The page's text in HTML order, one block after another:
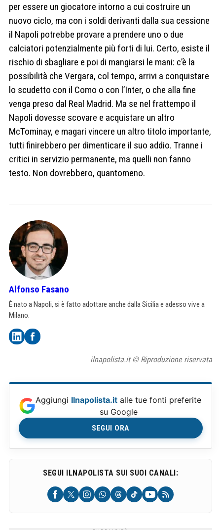
per essere un giocatore intorno a cui costruire un
nuovo ciclo, ma con i soldi derivanti dalla sua cessione
il Napoli potrebbe provare a prendere uno o due
calciatori potenzialmente più forti di lui. Certo, esiste il
rischio di sbagliare e poi di mangiarsi le mani: c’è la
possibilità che Vergara, col tempo, arrivi a conquistare
lo scudetto con il Como o con l’Inter, o che alla fine
venga preso dal Real Madrid. Ma se nel frattempo il
Napoli dovesse scovare e acquistare un altro
McTominay, e magari vincere un altro titolo importante,
tutti finirebbero per dimenticare il suo addio. Tranne i
critici in servizio permanente, ma quelli non fanno
testo. Non dovrebbero, quantomeno.
Alfonso Fasano
È nato a Napoli, si è fatto adottare anche dalla Sicilia e adesso vive a
Milano.
ilnapolista.it © Riproduzione riservata
Aggiungi Ilnapolista.it alle tue fonti preferite
su Google
SEGUI ORA
SEGUI ILNAPOLISTA SUI SUOI CANALI: